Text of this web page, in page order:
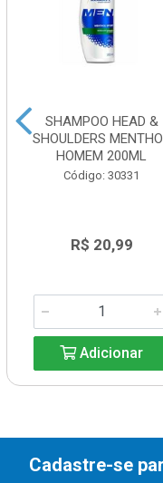
SHAMPOO HEAD &
SHOULDERS
HOMEM 200ML
Código: 30331
R$ 20,99
Adicionar
Cadastre-se